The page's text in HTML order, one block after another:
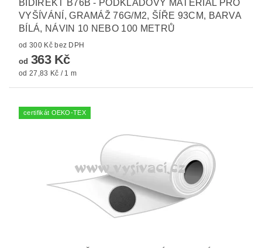
BIDIREKT B76B - PODKLADOVÝ MATERIÁL PRO
VYŠÍVÁNÍ, GRAMÁŽ 76G/M2, ŠÍŘE 93CM, BARVA
BÍLÁ, NÁVIN 10 NEBO 100 METRŮ
od 300 Kč bez DPH
od 363 Kč
od 27,83 Kč / 1 m
certifikát OEKO-TEX